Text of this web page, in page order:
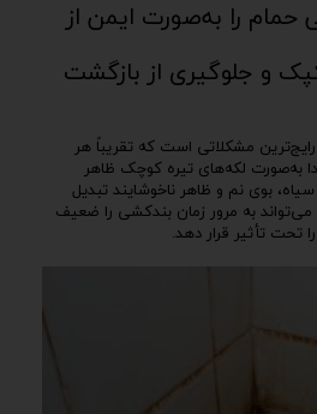
را به‌صورت ایمن از
و جلوگیری از بازگشت
مشکلاتی است که تقریباً هر
به‌صورت لکه‌های تیره کوچک ظاهر
بوی نم و ظاهر ناخوشایند تبدیل
به مرور زمان بندکشی را ضعیف
تحت تأثیر قرار دهد.